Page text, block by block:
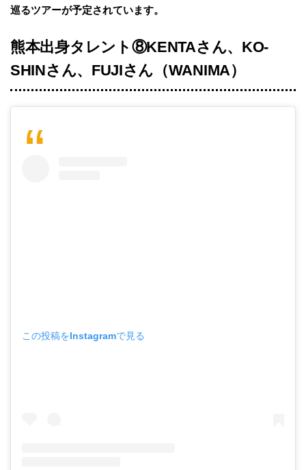
巡るツアーが予定されています。
熊本出身タレント⑧KENTAさん、KO-
SHINさん、FUJIさん（WANIMA）
この投稿をInstagramで見る